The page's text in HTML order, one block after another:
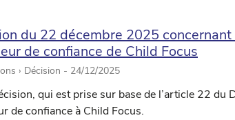
du 22 décembre 2025
de confiance de Child Focus
› Décision - 24/12/2025
qui est prise sur base de l’article 22
de confiance à Child Focus.